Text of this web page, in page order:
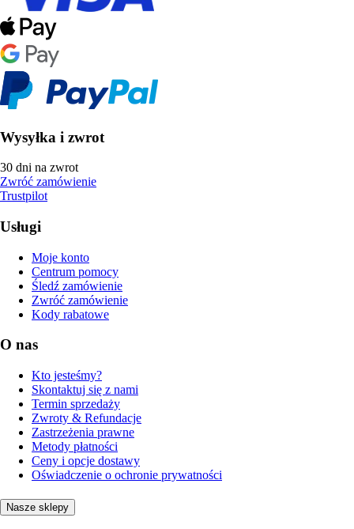
Wysyłka i zwrot
30 dni na zwrot
Zwróć zamówienie
Trustpilot
Usługi
Moje konto
Centrum pomocy
Śledź zamówienie
Zwróć zamówienie
Kody rabatowe
O nas
Kto jesteśmy?
Skontaktuj się z nami
Termin sprzedaży
Zwroty & Refundacje
Zastrzeżenia prawne
Metody płatności
Ceny i opcje dostawy
Oświadczenie o ochronie prywatności
Nasze sklepy